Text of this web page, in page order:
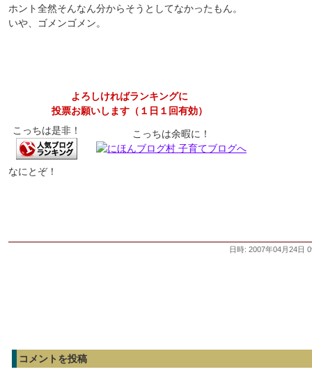
ホント全然そんなん分からそうとしてなかったもん。
いや、ゴメンゴメン。
よろしければランキングに
投票お願いします（１日１回有効）
こっちは是非！
こっちは余暇に！
なにとぞ！
日時: 2007年04月24日
コメントを投稿